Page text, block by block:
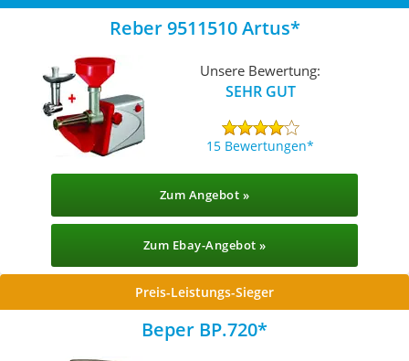
Reber 9511510 Artus
Unsere Bewertung:
SEHR GUT
15 Bewertungen
Zum Angebot »
Zum Ebay-Angebot »
Preis-Leistungs-Sieger
Beper BP.720